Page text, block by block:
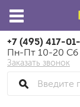
+7 (495) 417-
Пн-Пт 10-20 Сб
Заказать звонок